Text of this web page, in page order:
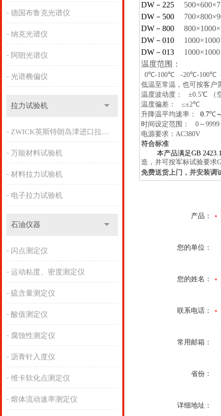
德国布鲁克光谱仪
纳克光谱仪
阿朗光谱仪
光谱椭偏仪
拉力试验机
ZWICK英斯特朗岛津进口拉力机
万能材料试验机
材料拉力试验机
电子拉力试验机
石油仪器
闪点测定仪
运动粘度、密度测定仪
硫含量测定仪
酸值测定仪
腐蚀性测定仪
沥青针入度仪
维卡软化点测定仪
熔体流动速率测定仪
DW － 225 500×600×
DW － 500 700×800×
DW － 800 800×1000×
DW － 010 1000×1000
DW － 013 1000×1000
温度范围：
0℃-100℃ -20℃-100℃
低温至常温，也可按客户
温度波动度：
±0.5℃ （
温度偏差：
≤±2℃
升降温平均速率：
0.7℃
时间设定范围：
0 ～ 9999
电源要求： AC380V
符合标准
本产品满足GB
造，并可按军标试验要求
免费送货上门，并安装调
产品：
您的单位：
您的姓名：
联系电话：
常用邮箱：
省份：
详细地址：